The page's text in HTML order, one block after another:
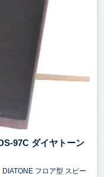
97C ダイヤトーン
フロア型 スピー